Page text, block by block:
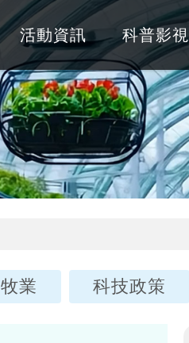
活動資訊 科普影視
牧業 科技政策